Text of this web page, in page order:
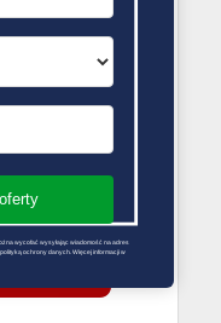
wycofać wysyłając wiadomość na adres
ochrony danych. Więcej informacji w